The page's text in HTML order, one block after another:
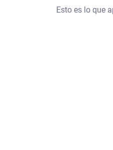
Esto es lo que